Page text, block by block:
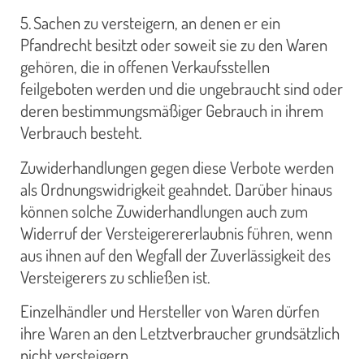
5. Sachen zu versteigern, an denen er ein
Pfandrecht besitzt oder soweit sie zu den Waren
gehören, die in offenen Verkaufsstellen
feilgeboten werden und die ungebraucht sind oder
deren bestimmungsmäßiger Gebrauch in ihrem
Verbrauch besteht.
Zuwiderhandlungen gegen diese Verbote werden
als Ordnungswidrigkeit geahndet. Darüber hinaus
können solche Zuwiderhandlungen auch zum
Widerruf der Versteigerererlaubnis führen, wenn
aus ihnen auf den Wegfall der Zuverlässigkeit des
Versteigerers zu schließen ist.
Einzelhändler und Hersteller von Waren dürfen
ihre Waren an den Letztverbraucher grundsätzlich